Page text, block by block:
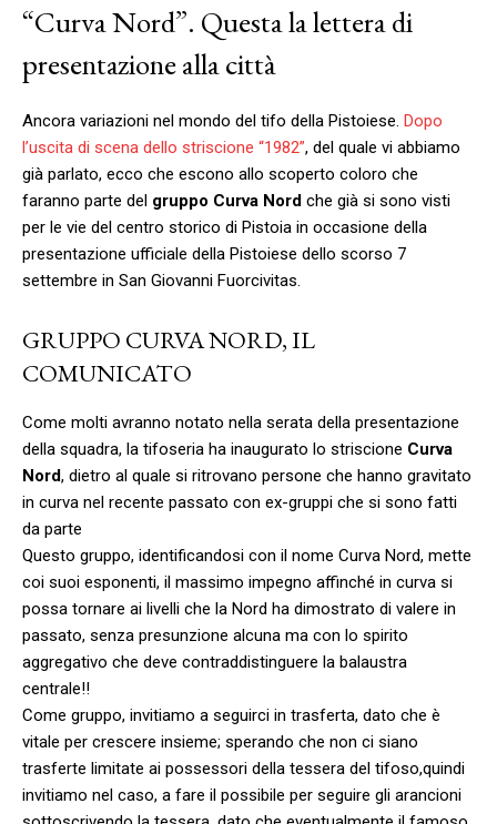
“Curva Nord”. Questa la lettera di
presentazione alla città
Ancora variazioni nel mondo del tifo della Pistoiese. Dopo
l’uscita di scena dello striscione “1982”, del quale vi abbiamo
già parlato, ecco che escono allo scoperto coloro che
faranno parte del gruppo Curva Nord che già si sono visti
per le vie del centro storico di Pistoia in occasione della
presentazione ufficiale della Pistoiese dello scorso 7
settembre in San Giovanni Fuorcivitas.
GRUPPO CURVA NORD, IL
COMUNICATO
Come molti avranno notato nella serata della presentazione
della squadra, la tifoseria ha inaugurato lo striscione Curva
Nord, dietro al quale si ritrovano persone che hanno gravitato
in curva nel recente passato con ex-gruppi che si sono fatti
da parte
Questo gruppo, identificandosi con il nome Curva Nord, mette
coi suoi esponenti, il massimo impegno affinché in curva si
possa tornare ai livelli che la Nord ha dimostrato di valere in
passato, senza presunzione alcuna ma con lo spirito
aggregativo che deve contraddistinguere la balaustra
centrale!!
Come gruppo, invitiamo a seguirci in trasferta, dato che è
vitale per crescere insieme; sperando che non ci siano
trasferte limitate ai possessori della tessera del tifoso,quindi
invitiamo nel caso, a fare il possibile per seguire gli arancioni